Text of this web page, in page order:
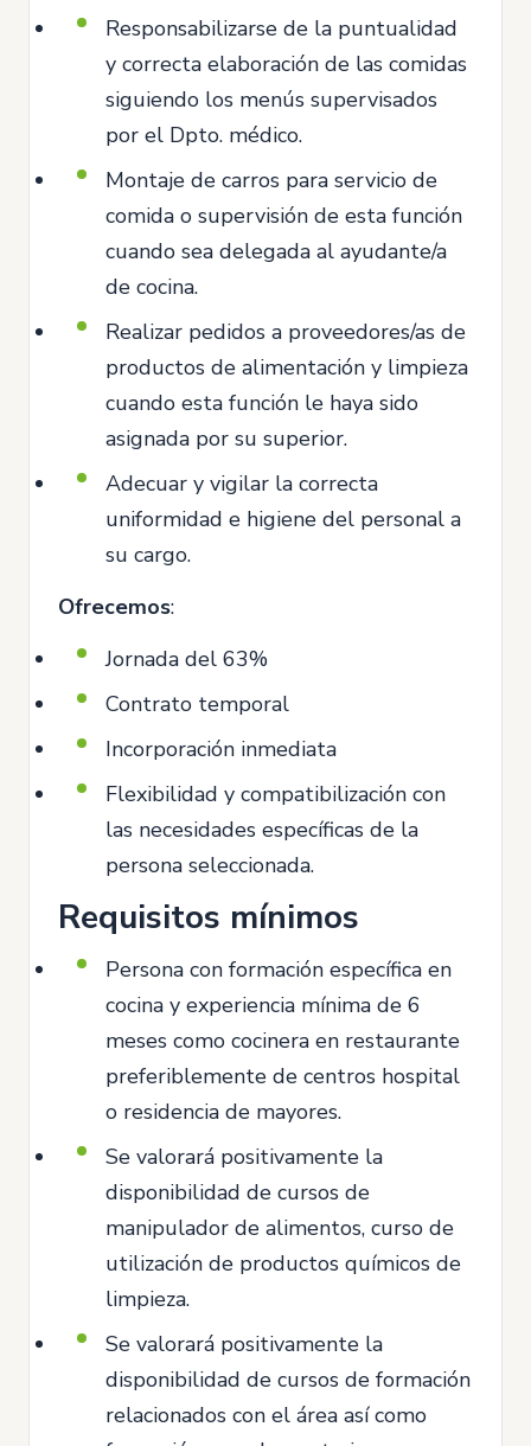
Responsabilizarse de la puntualidad
y correcta elaboración de las comidas
siguiendo los menús supervisados
por el Dpto. médico.
Montaje de carros para servicio de
comida o supervisión de esta función
cuando sea delegada al ayudante/a
de cocina.
Realizar pedidos a proveedores/as de
productos de alimentación y limpieza
cuando esta función le haya sido
asignada por su superior.
Adecuar y vigilar la correcta
uniformidad e higiene del personal a
su cargo.
Ofrecemos:
Jornada del 63%
Contrato temporal
Incorporación inmediata
Flexibilidad y compatibilización con
las necesidades específicas de la
persona seleccionada.
Requisitos mínimos
Persona con formación específica en
cocina y experiencia mínima de 6
meses como cocinera en restaurante
preferiblemente de centros hospital
o residencia de mayores.
Se valorará positivamente la
disponibilidad de cursos de
manipulador de alimentos, curso de
utilización de productos químicos de
limpieza.
Se valorará positivamente la
disponibilidad de cursos de formación
relacionados con el área así como